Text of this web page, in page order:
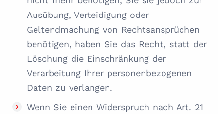
Ausübung, Verteidigung oder
Geltendmachung von Rechtsansprüchen
benötigen, haben Sie das Recht, statt der
Löschung die Einschränkung der
Verarbeitung Ihrer personenbezogenen
Daten zu verlangen.
Wenn Sie einen Widerspruch nach Art. 21